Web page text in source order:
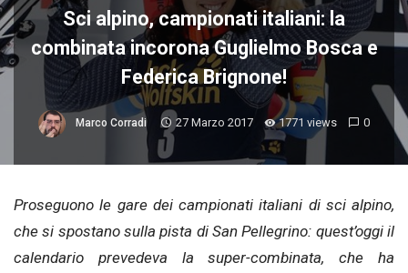
Sci alpino, campionati italiani: la
combinata incorona Guglielmo Bosca e
Federica Brignone!
Marco Corradi 27 Marzo 2017 1771 views 0
Proseguono le gare dei campionati italiani di sci alpino,
che si spostano sulla pista di San Pellegrino: quest’oggi il
calendario prevedeva la super-combinata, che ha